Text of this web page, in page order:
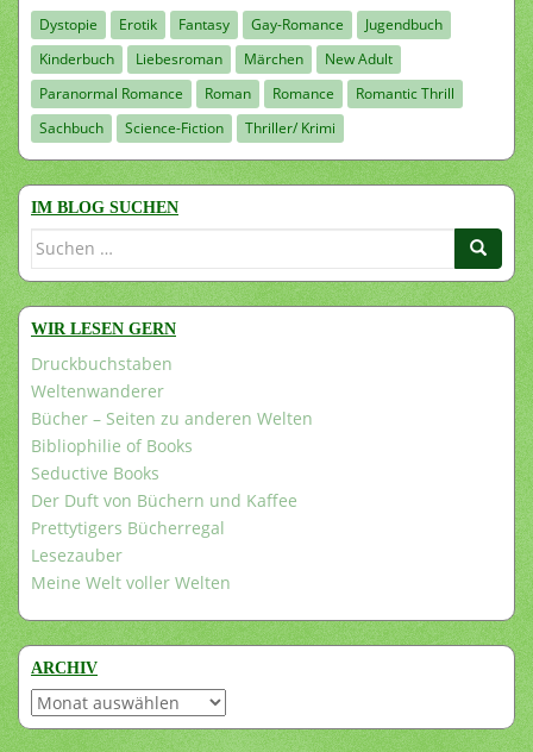
Dystopie Erotik Fantasy Gay-Romance
Jugendbuch
Kinderbuch
Liebesroman Märchen
New Adult
Paranormal Romance
Roman Romance
Romantic Thrill
Sachbuch
Science-Fiction Thriller/ Krimi
IM BLOG SUCHEN
Suchen
WIR LESEN GERN
Druckbuchstaben
Weltenwanderer
Bücher – Seiten zu anderen Welten
Bibliophilie of Books
Seductive Books
Der Duft von Büchern und Kaffee
Prettytigers Bücherregal
Lesezauber
Meine Welt voller Welten
ARCHIV
Archiv